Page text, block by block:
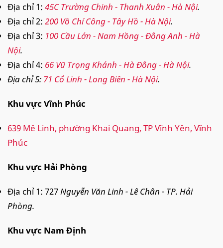
Địa chỉ 1: 45C Trường Chinh - Thanh Xuân - Hà Nội.
Địa chỉ 2: 200 Võ Chí Công - Tây Hồ - Hà Nội.
Địa chỉ 3: 100 Cầu Lớn - Nam Hồng - Đông Anh - Hà
Nội.
Địa chỉ 4: 66 Vũ Trọng Khánh - Hà Đông - Hà Nội.
Địa chỉ 5: 71 Cổ Linh - Long Biên - Hà Nội.
Khu vực Vĩnh Phúc
639 Mê Linh, phường Khai Quang, TP Vĩnh Yên, Vĩnh
Phúc
Khu vực Hải Phòng
Địa chỉ 1: 727Nguyễn Văn Linh - Lê Chân - TP. Hải
Phòng.
Khu vực Nam Định